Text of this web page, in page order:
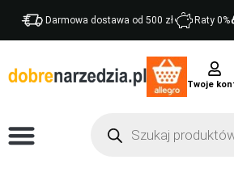
Darmowa dostawa od 500 zł Raty 0%
Twoje